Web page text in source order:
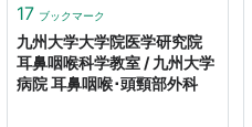
17 ブックマーク
九州大学大学院医学研究院
耳鼻咽喉科学教室 / 九州大学
病院 耳鼻咽喉･頭頸部外科